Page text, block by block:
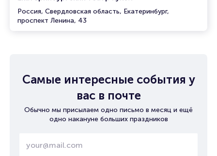
Россия, Свердловская область, Екатеринбург,
проспект Ленина, 43
Самые интересные события у
вас в почте
Обычно мы присылаем одно письмо в месяц и ещё
одно накануне больших праздников